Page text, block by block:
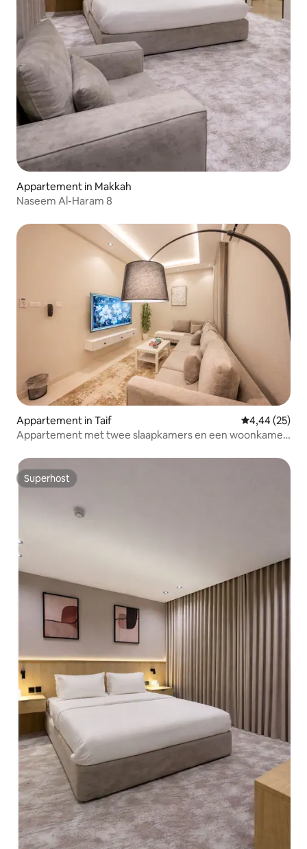
Appartement in Makkah
Naseem Al-Haram 8
Appartement in Taif Gemiddelde
4,44 (25)
Appartement met twee slaapkamers en een woonkamer
Superhost
Superhost